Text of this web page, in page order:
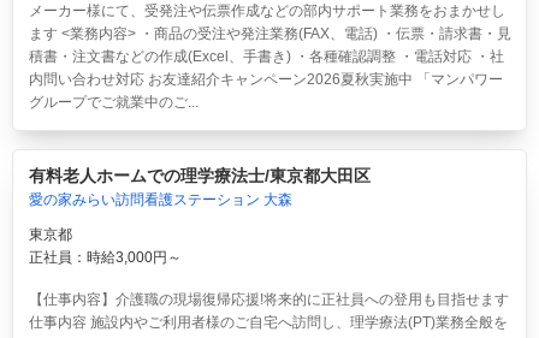
メーカー様にて、受発注や伝票作成などの部内サポート業務をおまかせし
ます <業務内容> ・商品の受注や発注業務(FAX、電話) ・伝票・請求書・見
積書・注文書などの作成(Excel、手書き) ・各種確認調整 ・電話対応 ・社
内問い合わせ対応 お友達紹介キャンペーン2026夏秋実施中 「マンパワー
グループでご就業中のご...
有料老人ホームでの理学療法士/東京都大田区
愛の家みらい訪問看護ステーション 大森
東京都
正社員：時給3,000円～
【仕事内容】介護職の現場復帰応援!将来的に正社員への登用も目指せます
仕事内容 施設内やご利用者様のご自宅へ訪問し、理学療法(PT)業務全般を